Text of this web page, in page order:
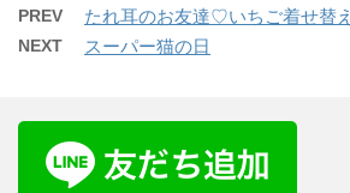
PREV たれ耳のお友達♡いちご着せ替え
NEXT スーパー猫の日